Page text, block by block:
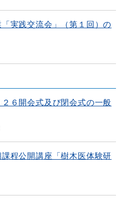
実践交流会」（第１回）の
６開会式及び閉会式の一般
程公開講座「樹木医体験研